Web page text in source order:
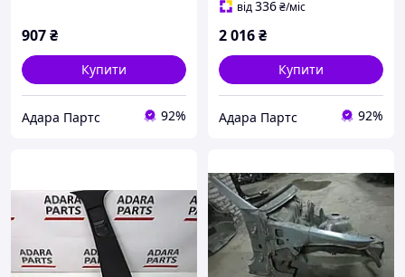
907₴
Купити
Адара Партс 92%
(A20569034059051)
від336₴/міс
2 016₴
Купити
Адара Партс 92%